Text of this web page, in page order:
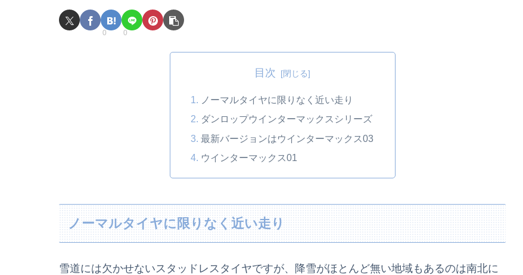
0 0
目次
ノーマルタイヤに限りなく近い走り
ダンロップウインターマックスシリーズ
最新バージョンはウインターマックス03
ウインターマックス01
ノーマルタイヤに限りなく近い走り
雪道には欠かせないスタッドレスタイヤですが、降雪がほとんど無い地域もあるのは南北に